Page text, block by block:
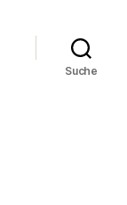
Suche